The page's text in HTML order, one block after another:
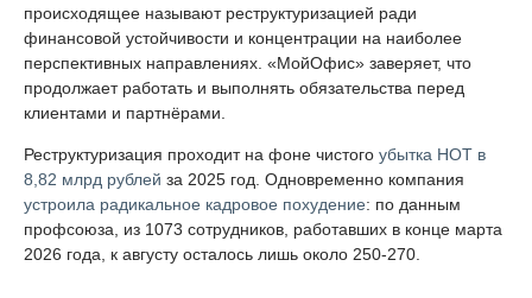
происходящее называют реструктуризацией ради
финансовой устойчивости и концентрации на наиболее
перспективных направлениях. «МойОфис» заверяет, что
продолжает работать и выполнять обязательства перед
клиентами и партнёрами.
Реструктуризация проходит на фоне чистого убытка НОТ в
8,82 млрд рублей за 2025 год. Одновременно компания
устроила радикальное кадровое похудение: по данным
профсоюза, из 1073 сотрудников, работавших в конце марта
2026 года, к августу осталось лишь около 250-270.